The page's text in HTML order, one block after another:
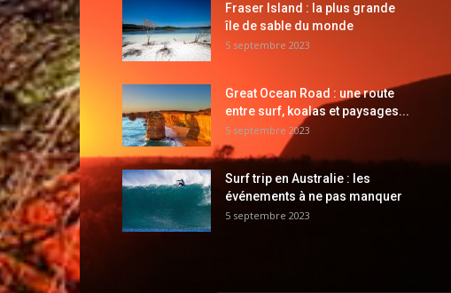
Fraser Island : la plus grande
île de sable du monde
5 septembre 2023
Great Ocean Road : une route
entre surf, koalas et paysages...
5 septembre 2023
Surf trip en Australie : les
événements à ne pas manquer
5 septembre 2023